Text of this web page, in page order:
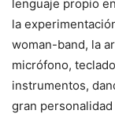
lenguaje propio
la
woman-band, la
micrófono,
instrumentos,
gran